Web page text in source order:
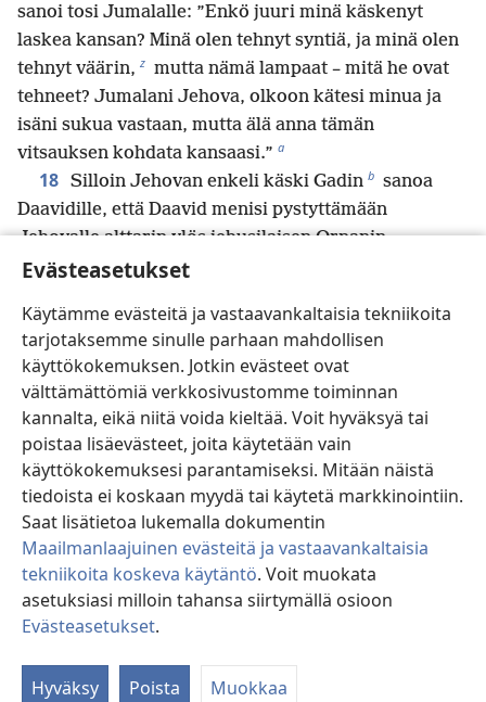
Evästeasetukset
Käytämme evästeitä ja vastaavankaltaisia tekniikoita
tarjotaksemme sinulle parhaan mahdollisen
käyttökokemuksen. Jotkin evästeet ovat
välttämättömiä verkkosivustomme toiminnan
kannalta, eikä niitä voida kieltää. Voit hyväksyä tai
poistaa lisäevästeet, joita käytetään vain
käyttökokemuksesi parantamiseksi. Mitään näistä
tiedoista ei koskaan myydä tai käytetä markkinointiin.
Saat lisätietoa lukemalla dokumentin
Maailmanlaajuinen evästeitä ja vastaavankaltaisia
tekniikoita koskeva käytäntö. Voit muokata
asetuksiasi milloin tahansa siirtymällä osioon
Evästeasetukset.
Hyväksy Poista Muokkaa
sanoi tosi Jumalalle: ”Enkö juuri minä käskenyt
laskea kansan? Minä olen tehnyt syntiä, ja minä olen
tehnyt väärin, z mutta nämä lampaat – mitä he ovat
tehneet? Jumalani Jehova, olkoon kätesi minua ja
isäni sukua vastaan, mutta älä anna tämän
vitsauksen kohdata kansaasi.” a
18 Silloin Jehovan enkeli käski Gadin b sanoa
Daavidille, että Daavid menisi pystyttämään
Jehovalle alttarin ylös jebusilaisen Ornanin
puimatantereelle.
oli puimassa vehnää, kun hän kääntyi ympäri ja näki
enkelin, ja hänen neljä poikaansa, jotka olivat hänen
kanssaan, piiloutuivat. 21 Kun Daavid tuli ylös
Ornanin luo, Ornan nosti katseensa ja näki Daavidin.
Hän lähti heti puimatantereelta ja kumartui Daavidin
edessä maahan asti.
22 Daavid sanoi Ornanille:
”Myy * minulle puimatanner, niin että voin rakentaa
sinne alttarin Jehovalle. Myy se minulle täydellä
hinnalla, jotta kansaa kohdannut vitsaus lakkaisi.”
23 Mutta Ornan sanoi Daavidille: ”Ota se omaksesi,
ja tehköön herrani, kuningas, mitä hyväksi näkee.
Minä annan naudat polttouhreiksi, puimareen
polttopuiksi ja vehnän viljauhriksi. Annan sen
kaiken.”